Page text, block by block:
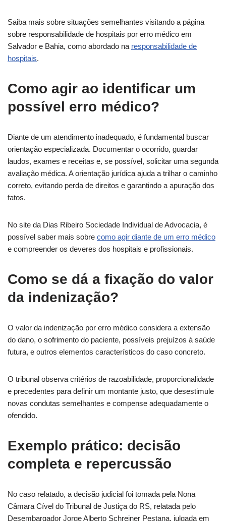
Saiba mais sobre situações semelhantes visitando a página
sobre responsabilidade de hospitais por erro médico em
Salvador e Bahia, como abordado na responsabilidade de
hospitais.
Como agir ao identificar um
possível erro médico?
Diante de um atendimento inadequado, é fundamental buscar
orientação especializada. Documentar o ocorrido, guardar
laudos, exames e receitas e, se possível, solicitar uma segunda
avaliação médica. A orientação jurídica ajuda a trilhar o caminho
correto, evitando perda de direitos e garantindo a apuração dos
fatos.
No site da Dias Ribeiro Sociedade Individual de Advocacia, é
possível saber mais sobre como agir diante de um erro médico
e compreender os deveres dos hospitais e profissionais.
Como se dá a fixação do valor
da indenização?
O valor da indenização por erro médico considera a extensão
do dano, o sofrimento do paciente, possíveis prejuízos à saúde
futura, e outros elementos característicos do caso concreto.
O tribunal observa critérios de razoabilidade, proporcionalidade
e precedentes para definir um montante justo, que desestimule
novas condutas semelhantes e compense adequadamente o
ofendido.
Exemplo prático: decisão
completa e repercussão
No caso relatado, a decisão judicial foi tomada pela Nona
Câmara Cível do Tribunal de Justiça do RS, relatada pelo
Desembargador Jorge Alberto Schreiner Pestana, julgada em